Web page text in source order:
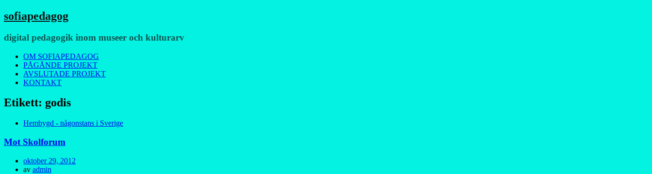
sofiapedagog
digital pedagogik inom museer och kulturarv
Meny
Hoppa
innehåll
OM SOFIAPEDAGOG
PÅGÅNDE PROJEKT
AVSLUTADE PROJEKT
KONTAKT
Etikett: godis
Hembygd - någonstans i Sverige
Mot Skolforum
Publicerad
den
oktober 29, 2012
av admin